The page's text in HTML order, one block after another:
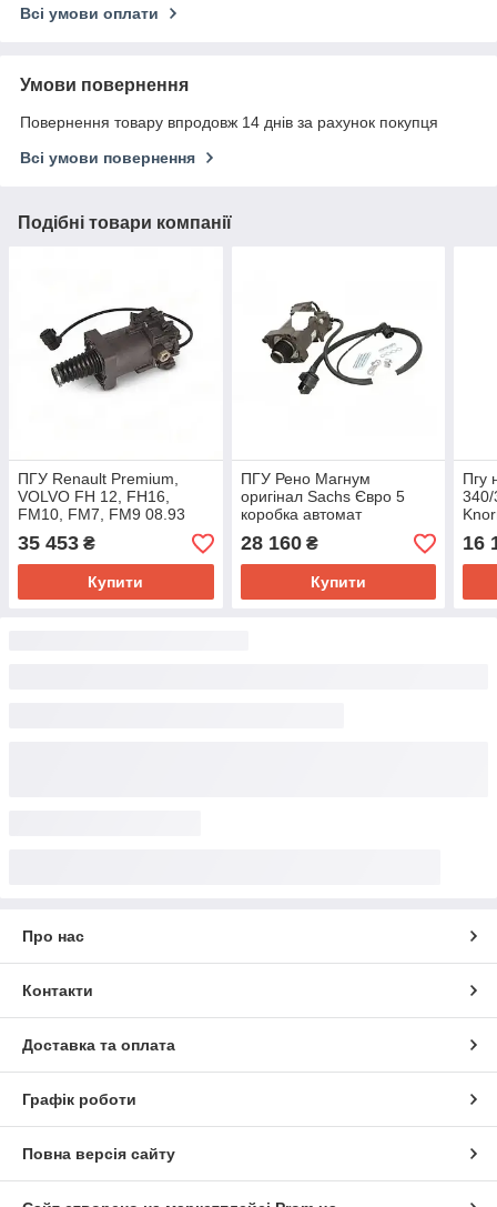
Всі умови оплати
Умови повернення
Повернення товару впродовж 14 днів за рахунок покупця
Всі умови повернення
Подібні товари компанії
ПГУ Renault Premium,
VOLVO FH 12, FH16,
FM10, FM7, FM9 08.93
(VADEN) 306.01.0043
35 453 ₴
Купити
ПГУ Рено Магнум
оригінал Sachs Євро 5
коробка автомат
3981600000
28 160₴
Купити
Пгу
16
Про нас
Контакти
Доставка та оплата
Графік роботи
Повна версія сайту